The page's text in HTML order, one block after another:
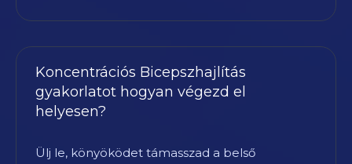
Koncentrációs Bicepszhajlítás
gyakorlatot hogyan végezd el
helyesen?
Ülj le, könyöködet támasszad a belső